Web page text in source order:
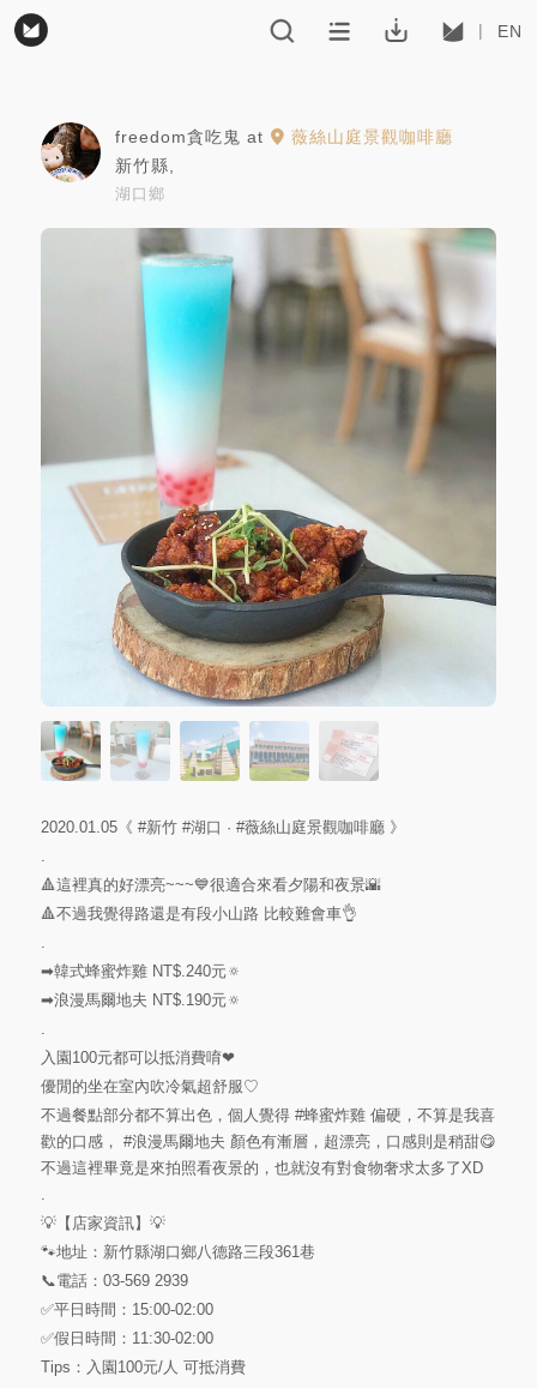
EN
freedom貪吃鬼 at
薇絲山庭景觀咖啡廳
新竹縣
湖口鄉
2020.01.05《 #新竹 #湖口 · #薇絲山庭景觀咖啡廳》
🔺這裡真的好漂亮~~~💙很適合來看夕陽和夜景🌇
🔺不過我覺得路還是有段小山路 比較難會車👌
➡韓式蜂蜜炸雞 NT$.240元🔅
➡浪漫馬爾地夫 NT$.190元🔅
入園100元都可以抵消費唷❤
優閒的坐在室內吹冷氣超舒服♡
不過餐點部分都不算出色，個人覺得 #蜂蜜炸雞偏硬，不算是我喜
歡的口感， #浪漫馬爾地夫 顏色有漸層，超漂亮，口感則是稍甜😋
不過這裡畢竟是來拍照看夜景的，也就沒有對食物奢求太多了XD
💡【店家資訊】💡
🐾地址：新竹縣湖口鄉八德路三段361巷
📞電話：03-569 2939
✅平日時間：15:00-02:00
✅假日時間：11:30-02:00
Tips：入園100元/人 可抵消費